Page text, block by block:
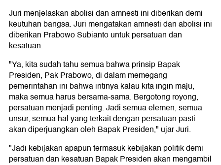
Juri menjelaskan abolisi dan amnesti ini diberikan demi
keutuhan bangsa. Juri mengatakan amnesti dan abolisi ini
diberikan Prabowo Subianto untuk persatuan dan
kesatuan.
"Ya, kita sudah tahu semua bahwa prinsip Bapak
Presiden, Pak Prabowo, di dalam memegang
pemerintahan ini bahwa intinya kalau kita ingin maju,
maka semua harus bersama-sama. Bergotong royong,
persatuan menjadi penting. Jadi semua elemen, semua
unsur, semua hal yang terkait dengan persatuan pasti
akan diperjuangkan oleh Bapak Presiden," ujar Juri.
"Jadi kebijakan apapun termasuk kebijakan politik demi
persatuan dan kesatuan Bapak Presiden akan mengambil